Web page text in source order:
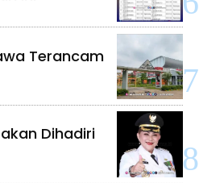
Terancam
Dihadiri